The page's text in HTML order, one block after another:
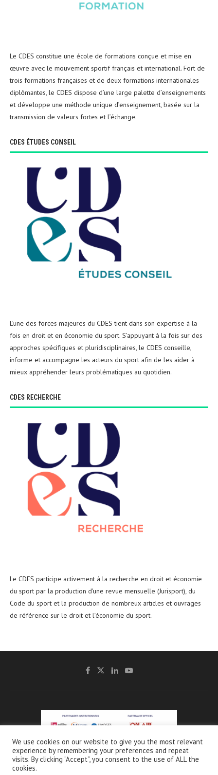
Le CDES constitue une école de formations conçue et mise en
œuvre avec le mouvement sportif français et international. Fort de
trois formations françaises et de deux formations internationales
diplômantes, le CDES dispose d’une large palette d’enseignements
et développe une méthode unique d’enseignement, basée sur la
transmission de valeurs fortes et l’échange.
CDES ÉTUDES CONSEIL
L’une des forces majeures du CDES tient dans son expertise à la
fois en droit et en économie du sport. S’appuyant à la fois sur des
approches spécifiques et pluridisciplinaires, le CDES conseille,
informe et accompagne les acteurs du sport afin de les aider à
mieux appréhender leurs problématiques au quotidien.
CDES RECHERCHE
Le CDES participe activement à la recherche en droit et économie
du sport par la production d'une revue mensuelle (Jurisport), du
Code du sport et la production de nombreux articles et ouvrages
de référence sur le droit et l’économie du sport.
@2021 - CDES -Mentions légales & Crédits- Charte de protection et d’utilisation
des données personnelles
We use cookies on our website to give you the most relevant
experience by remembering your preferences and repeat
visits. By clicking “Accept”, you consent to the use of ALL the
cookies.